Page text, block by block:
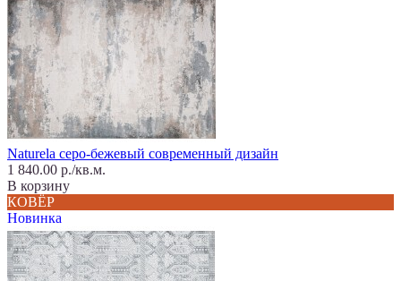
Naturela серо-бежевый современный дизайн
1 840.00 р./кв.м.
В корзину
КОВЁР
Новинка